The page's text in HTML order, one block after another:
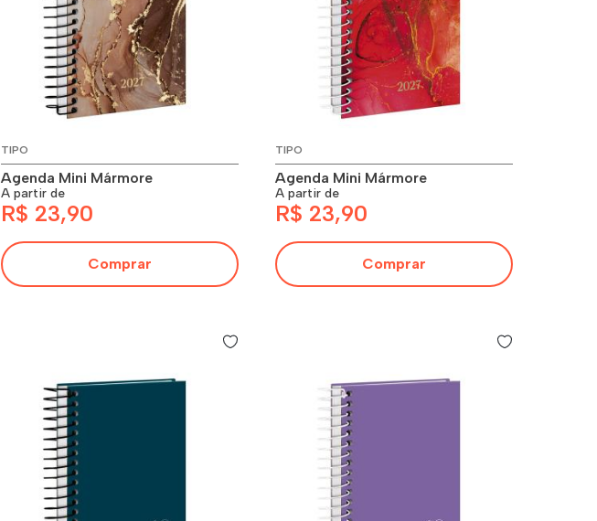
TIPO
Agenda Mini Mármore
A partir de
R$ 23,90
Comprar
TIPO
Agenda Mini Mármore
A partir de
R$ 23,90
Comprar